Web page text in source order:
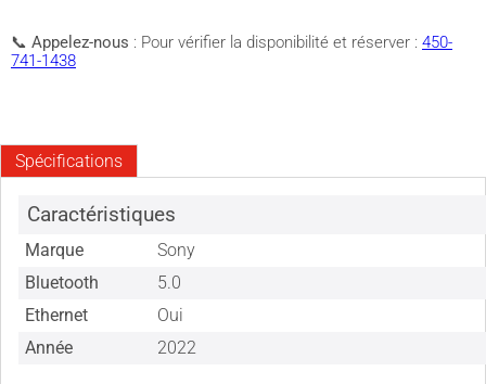
📞 Appelez-nous : Pour vérifier la disponibilité et réserver : 450-
741-1438
Spécifications
Caractéristiques
Marque
Sony
Bluetooth
5.0
Ethernet
Oui
Année
2022